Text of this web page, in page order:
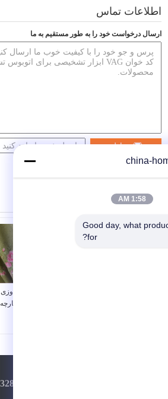
اطلاعات تماس
ارسال درخواست خود را به طور مستقیم به ما
مخاطب
مدرن آبی / سبز دوزی
پارچه های لباس پارچه
china-
1:58 AM
Good day, what
for?